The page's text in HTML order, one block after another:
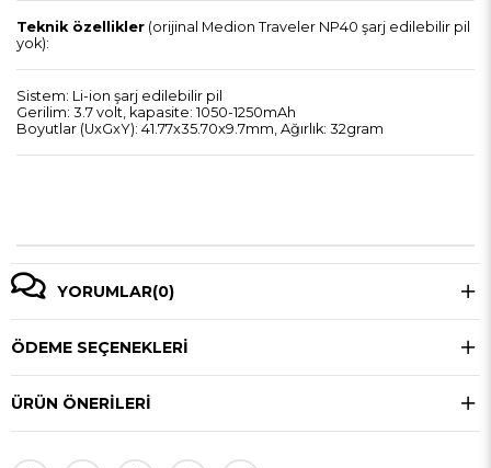
Teknik özellikler (orijinal Medion Traveler NP40 şarj edilebilir pil
yok):
Sistem: Li-ion şarj edilebilir pil
Gerilim: 3.7 volt, kapasite: 1050-1250mAh
Boyutlar (UxGxY): 41.77x35.70x9.7mm, Ağırlık: 32gram
YORUMLAR(0)
ÖDEME SEÇENEKLERI
ÜRÜN ÖNERILERI